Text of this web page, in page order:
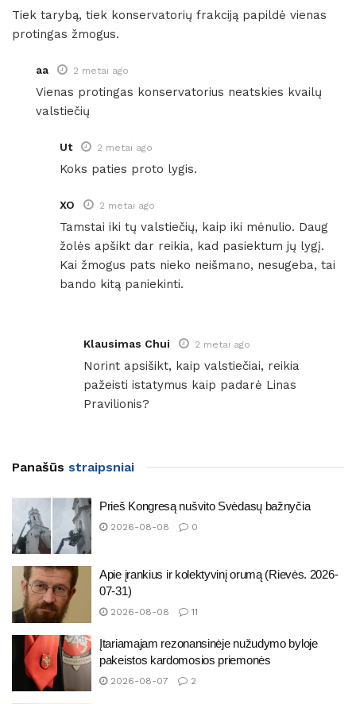
Tiek tarybą, tiek konservatorių frakciją papildė vienas
protingas žmogus.
aa 2 metai ago
Vienas protingas konservatorius neatskies kvailų
valstiečių
Ut 2 metai ago
Koks paties proto lygis.
XO 2 metai ago
Tamstai iki tų valstiečių, kaip iki mėnulio. Daug
žolės apšikt dar reikia, kad pasiektum jų lygį.
Kai žmogus pats nieko neišmano, nesugeba, tai
bando kitą paniekinti.
Klausimas Chui 2 metai ago
Norint apsišikt, kaip valstiečiai, reikia
pažeisti istatymus kaip padarė Linas
Pravilionis?
Panašūs straipsniai
Prieš Kongresą nušvito Svėdasų bažnyčia
2026-08-08 0
Apie įrankius ir kolektyvinį orumą (Rievės. 2026-
07-31)
2026-08-08 11
Įtariamajam rezonansinėje nužudymo byloje
pakeistos kardomosios priemonės
2026-08-07 2